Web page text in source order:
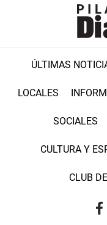
ÚLTIMAS
LOCALES
SOCIALES
CULTURA Y
CLUB